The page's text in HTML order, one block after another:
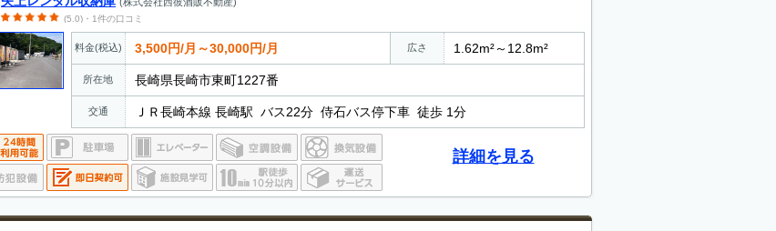
(5.0)・1件の口コミ
料金(税込) 3,500円/月～30,000円/月 広さ 1.62m²～12.8m²
所在地 長崎県長崎市東町1227番
交通 ＪＲ長崎本線 長崎駅 バス22分 侍石バス停下車 徒歩 1分
詳細を見る